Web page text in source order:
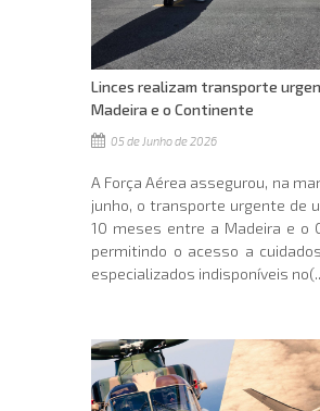
Linces realizam transporte
Madeira e o Continente
05 de Junho de 2026
A Força Aérea assegurou, na
junho, o transporte urgente de
10 meses entre a Madeira e o
permitindo o acesso a
especializados indisponíveis